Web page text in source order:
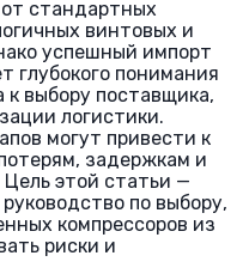
стандартных
винтовых и
успешный импорт
глубокого понимания
выбору поставщика,
логистики.
могут привести к
задержкам и
этой статьи —
по выбору,
компрессоров из
риски и